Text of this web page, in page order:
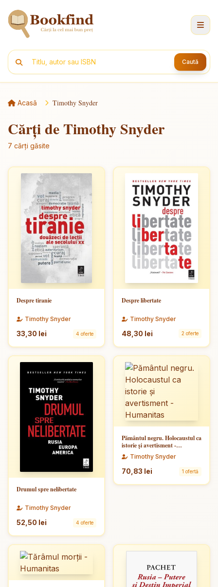
Caută
Acasă Timothy Snyder
Cărți de Timothy Snyder
7 cărți găsite
Despre tiranie
Timothy Snyder
33,30 lei 4 oferte
Despre libertate
Timothy Snyder
48,30 lei 2 oferte
Drumul spre nelibertate
Timothy Snyder
52,50 lei 4 oferte
Pământul negru. Holocaustul ca
istorie și avertisment -
Humanitas
Timothy Snyder
70,83 lei 1 ofertă